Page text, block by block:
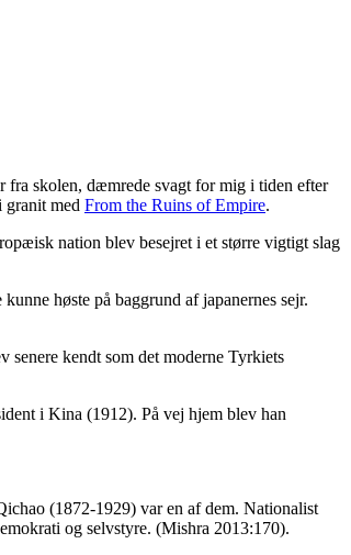
fra skolen, dæmrede svagt for mig i tiden efter
granit med From the Ruins of Empire.
nation blev besejret i et større vigtigt slag
høste på baggrund af japanernes sejr.
senere kendt som det moderne Tyrkiets
i Kina (1912). På vej hjem blev han
(1872-1929) var en af dem. Nationalist
og selvstyre. (Mishra 2013:170).